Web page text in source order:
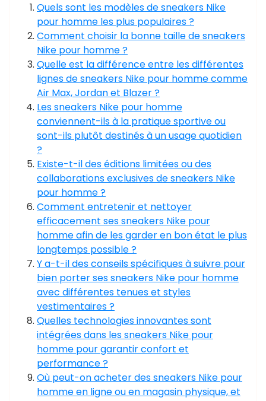
Quels sont les modèles de sneakers Nike
pour homme les plus populaires ?
Comment choisir la bonne taille de sneakers
Nike pour homme ?
Quelle est la différence entre les différentes
lignes de sneakers Nike pour homme comme
Air Max, Jordan et Blazer ?
Les sneakers Nike pour homme
conviennent-ils à la pratique sportive ou
sont-ils plutôt destinés à un usage quotidien
?
Existe-t-il des éditions limitées ou des
collaborations exclusives de sneakers Nike
pour homme ?
Comment entretenir et nettoyer
efficacement ses sneakers Nike pour
homme afin de les garder en bon état le plus
longtemps possible ?
Y a-t-il des conseils spécifiques à suivre pour
bien porter ses sneakers Nike pour homme
avec différentes tenues et styles
vestimentaires ?
Quelles technologies innovantes sont
intégrées dans les sneakers Nike pour
homme pour garantir confort et
performance ?
Où peut-on acheter des sneakers Nike pour
homme en ligne ou en magasin physique, et